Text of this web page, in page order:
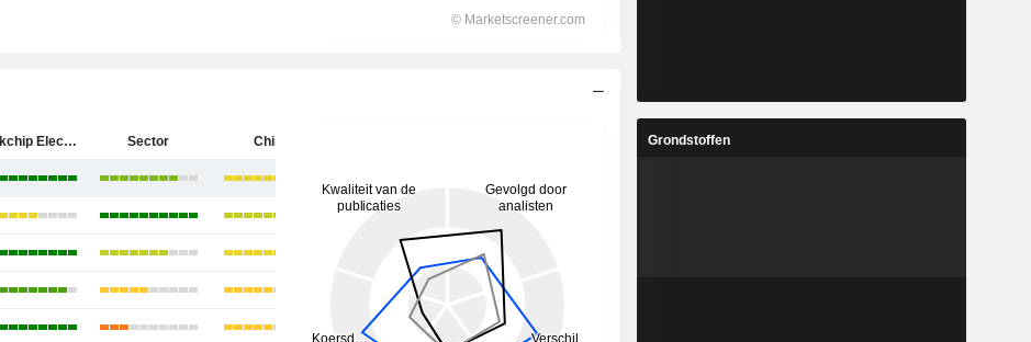
Rockchip Electronics Co., Ltd. Sector China Grondstoffen